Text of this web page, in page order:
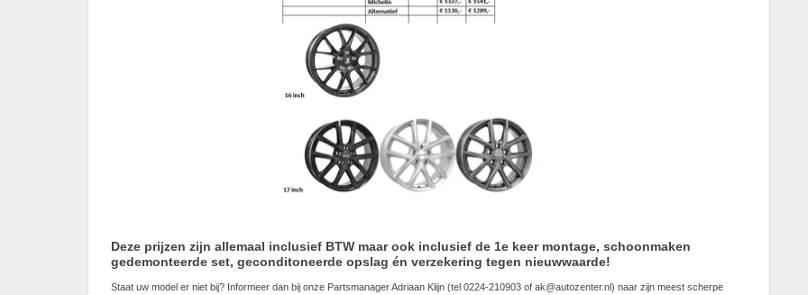
Deze prijzen zijn allemaal inclusief BTW maar ook inclusief de 1e keer montage, schoonmaken
gedemonteerde set, geconditoneerde opslag én verzekering tegen nieuwwaarde!
Staat uw model er niet bij? Informeer dan bij onze Partsmanager Adriaan Klijn (tel 0224-210903 of ak@autozenter.nl) naar zijn meest scherpe